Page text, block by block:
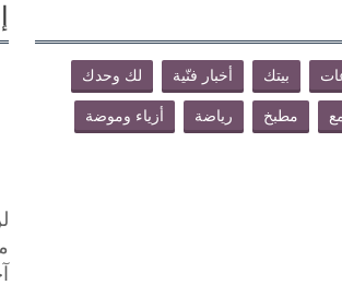
بيتك أخبار فنّية لك وحدك
مطبخ رياضة أزياء وموضة